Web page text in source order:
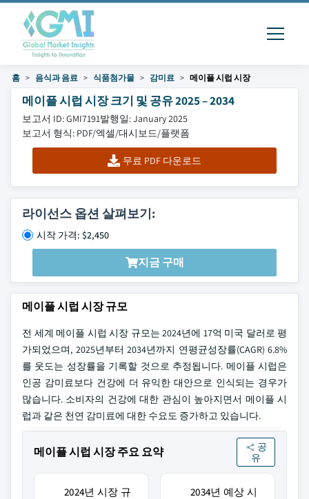
홈 음식과 음료 식품첨가물 감미료 메이플 시럽 시장
메이플 시럽 시장 크기 및 공유 2025 – 2034
보고서 ID: GMI7191발행일: January 2025
보고서 형식: PDF/엑셀/대시보드/플랫폼
무료 PDF 다운로드
라이선스 옵션 살펴보기:
시작 가격: $2,450
지금 구매
메이플 시럽 시장 규모
전 세계 메이플 시럽 시장 규모는 2024년에 17억 미국 달러로 평
가되었으며, 2025년부터 2034년까지 연평균성장률(CAGR) 6.8%
를 웃도는 성장률을 기록할 것으로 추정됩니다. 메이플 시럽은
인공 감미료보다 건강에 더 유익한 대안으로 인식되는 경우가
많습니다. 소비자의 건강에 대한 관심이 높아지면서 메이플 시
럽과 같은 천연 감미료에 대한 수요도 증가하고 있습니다.
메이플 시럽 시장 주요 요약
공
유
2024년 시장 규
2034년 예상 시